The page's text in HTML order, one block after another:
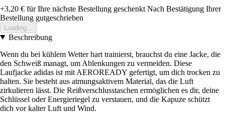
+3,20 € für Ihre nächste Bestellung geschenkt Nach Bestätigung Ihrer
Bestellung gutgeschrieben
Loading...
Beschreibung
Wenn du bei kühlem Wetter hart trainierst, brauchst du eine Jacke, die
den Schweiß managt, um Ablenkungen zu vermeiden. Diese
Laufjacke adidas ist mit AEROREADY gefertigt, um dich trocken zu
halten. Sie besteht aus atmungsaktivem Material, das die Luft
zirkulieren lässt. Die Reißverschlusstaschen ermöglichen es dir, deine
Schlüssel oder Energieriegel zu verstauen, und die Kapuze schützt
dich vor kalter Luft und Wind.